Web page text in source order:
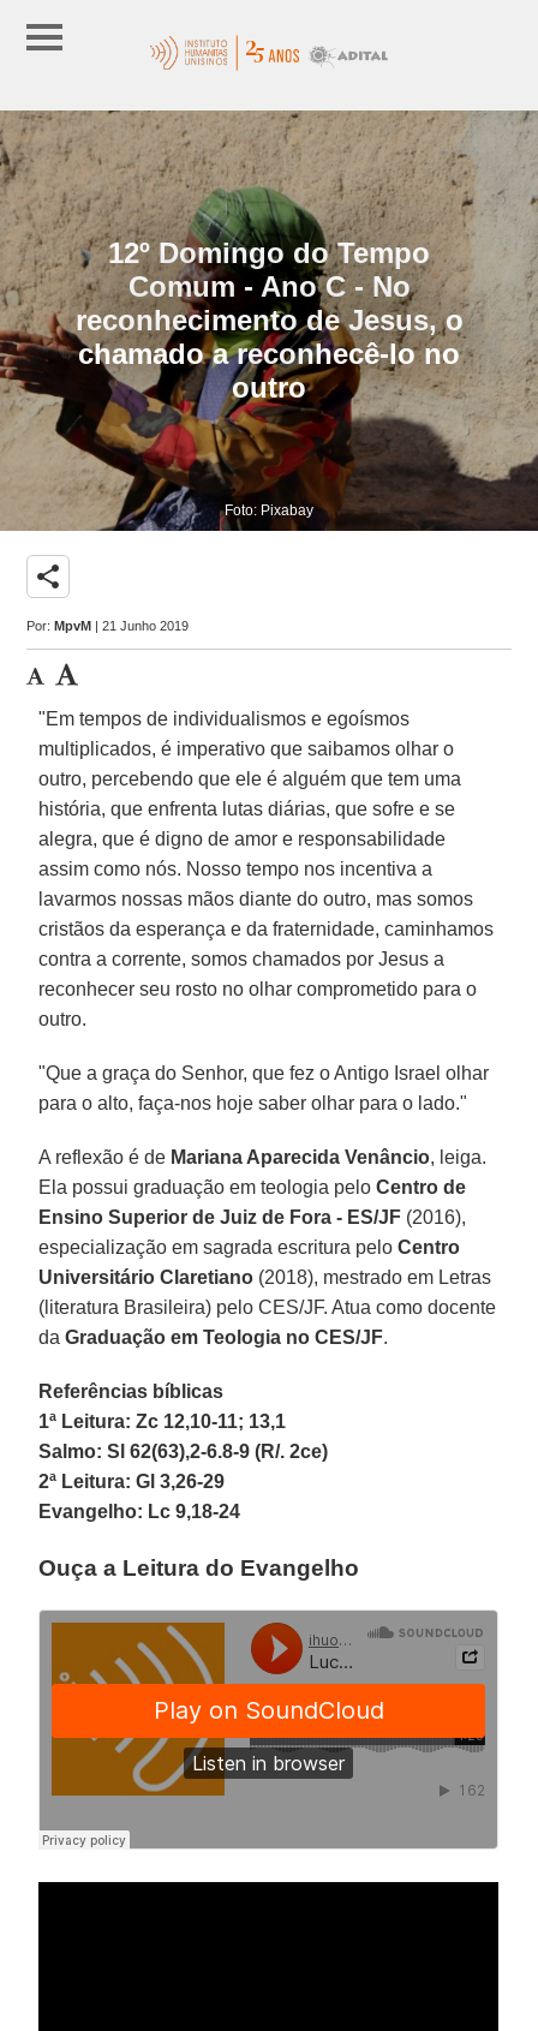
12º Domingo do Tempo
Comum - Ano C - No
reconhecimento de Jesus, o
chamado a reconhecê-lo no
outro
Foto: Pixabay
share
Por:MpvM | 21 Junho 2019
"Em tempos de individualismos e egoísmos
multiplicados, é imperativo que saibamos olhar o
outro, percebendo que ele é alguém que tem uma
história, que enfrenta lutas diárias, que sofre e se
alegra, que é digno de amor e responsabilidade
assim como nós. Nosso tempo nos incentiva a
lavarmos nossas mãos diante do outro, mas somos
cristãos da esperança e da fraternidade, caminhamos
contra a corrente, somos chamados por Jesus a
reconhecer seu rosto no olhar comprometido para o
outro.
"Que a graça do Senhor, que fez o Antigo Israel olhar
para o alto, faça-nos hoje saber olhar para o lado."
A reflexão é de Mariana Aparecida Venâncio, leiga.
Ela possui graduação em teologia peloCentro de
Ensino Superior de Juiz de Fora - ES/JF (2016),
especialização em sagrada escritura peloCentro
Universitário Claretiano (2018), mestrado em Letras
(literatura Brasileira) pelo CES/JF. Atua como docente
daGraduação em Teologia no CES/JF.
Referências bíblicas
1ª Leitura: Zc 12,10-11; 13,1
Salmo: Sl 62(63),2-6.8-9 (R/. 2ce)
2ª Leitura: Gl 3,26-29
Evangelho: Lc 9,18-24
Ouça a Leitura do Evangelho